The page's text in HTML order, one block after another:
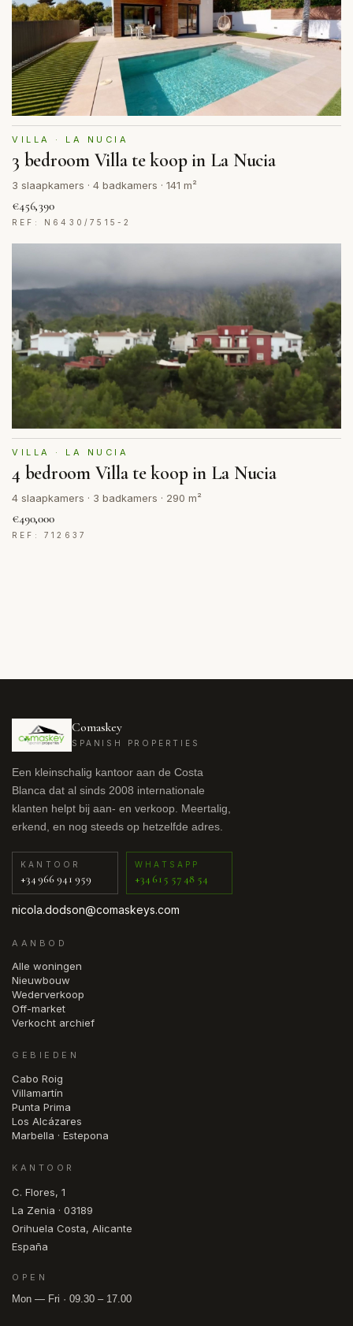
VILLA · LA NUCIA
3 bedroom Villa te koop in La Nucia
3 slaapkamers · 4 badkamers · 141 m²
€456,390
REF: N6430/7515-2
VILLA · LA NUCIA
4 bedroom Villa te koop in La Nucia
4 slaapkamers · 3 badkamers · 290 m²
€490,000
REF: 712637
Comaskey
SPANISH PROPERTIES
Een kleinschalig kantoor aan de Costa
Blanca dat al sinds 2008 internationale
klanten helpt bij aan- en verkoop. Meertalig,
erkend, en nog steeds op hetzelfde adres.
KANTOOR
+34 966 941 959
WHATSAPP
+34 615 57 48 54
nicola.dodson@comaskeys.com
AANBOD
Alle woningen
Nieuwbouw
Wederverkoop
Off-market
Verkocht archief
GEBIEDEN
Cabo Roig
Villamartín
Punta Prima
Los Alcázares
Marbella · Estepona
KANTOOR
C. Flores, 1
La Zenia · 03189
Orihuela Costa, Alicante
España
OPEN
Mon — Fri · 09.30 – 17.00